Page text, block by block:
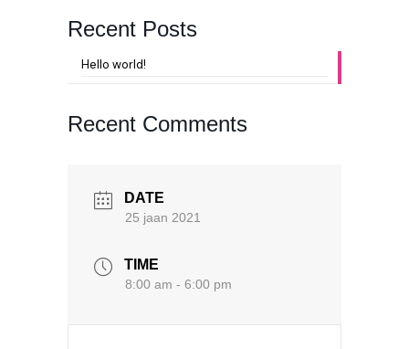
Recent Posts
Hello world!
Recent Comments
DATE
25 jaan 2021
TIME
8:00 am - 6:00 pm